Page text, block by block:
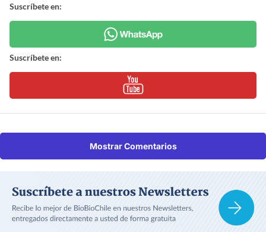
Suscríbete en:
Suscríbete en:
Mostrar Comentarios